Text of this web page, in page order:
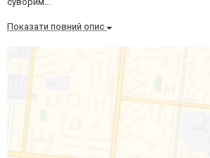
Показати повний опис